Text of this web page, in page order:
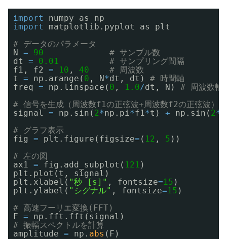
import
numpy as np
import
matplotlib.pyplot as plt
# データのパラメータ
N = 90
# サンプル数
dt = 0.01
# サンプリング間隔
f1, f2 = 10 , 40
# 周波数
t = np.arange( 0 , N*dt, dt) # 時間軸
freq = np.linspace( 0 , 1.0/dt, N) # 周波数軸
# 信号を生成（周波数f1の正弦波+周波数f2の正弦波）
signal = np.sin( 2*np.pi *f1 *t) + np.sin( 2*
# グラフ表示
fig = plt.figure(figsize= ( 12 , 5 ))
# 左の図
ax1 = fig.add_subplot( 121 )
plt.plot(t, signal)
plt.xlabel( "秒 [s]" , fontsize=15 )
plt.ylabel( "シグナル" , fontsize=15 )
# 高速フーリエ変換(FFT)
F =
np.fft.fft(signal)
# 振幅スペクトルを計算
amplitude = np. abs (F)